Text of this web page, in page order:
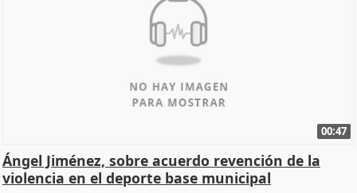
00:47
Ángel Jiménez, sobre acuerdo revención de la
violencia en el deporte base municipal